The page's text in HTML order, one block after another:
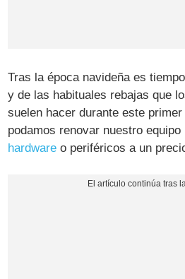
Tras la época navideña es
y de las habituales rebajas que
suelen hacer durante este
podamos renovar nuestro
hardware o periféricos a un